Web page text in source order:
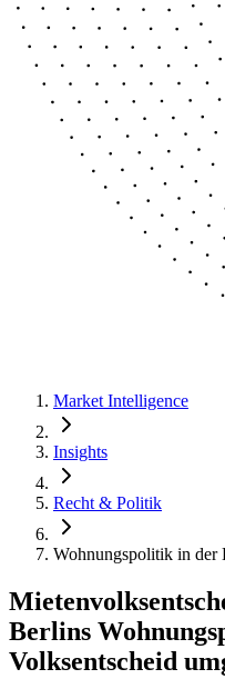
Market Intelligence
Insights
Recht & Politik
Wohnungspolitik in der
Berlins
Volksentscheid